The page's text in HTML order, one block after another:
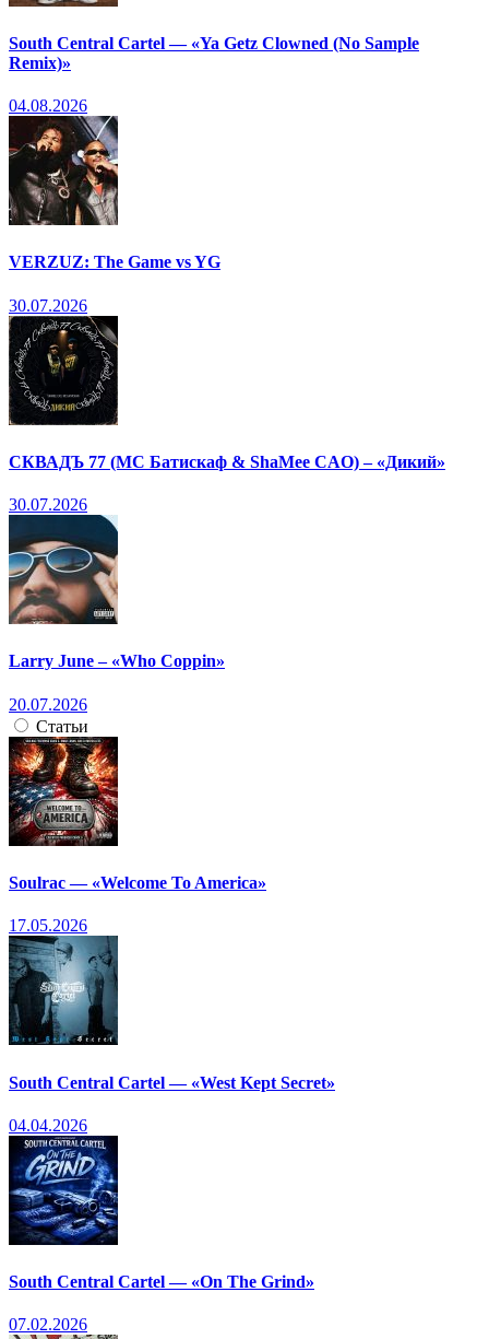
South Central Cartel — «Ya Getz Clowned (No Sample
Remix)»
04.08.2026
VERZUZ: The Game vs YG
30.07.2026
СКВАДЪ 77 (МС Батискаф & ShaMee CAO) – «Дикий»
30.07.2026
Larry June – «Who Coppin»
20.07.2026
Статьи
Soulrac — «Welcome To America»
17.05.2026
South Central Cartel — «West Kept Secret»
04.04.2026
South Central Cartel — «On The Grind»
07.02.2026